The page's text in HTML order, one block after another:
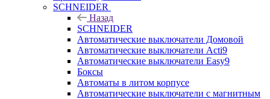
SCHNEIDER
Назад
SCHNEIDER
Автоматические выключатели Домовой
Автоматические выключатели Acti9
Автоматические выключатели Easy9
Боксы
Автоматы в литом корпусе
Автоматические выключатели с магнитным